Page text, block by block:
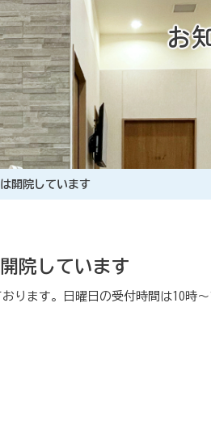
お
開院しています
院しています
ります。日曜日の受付時間は10時